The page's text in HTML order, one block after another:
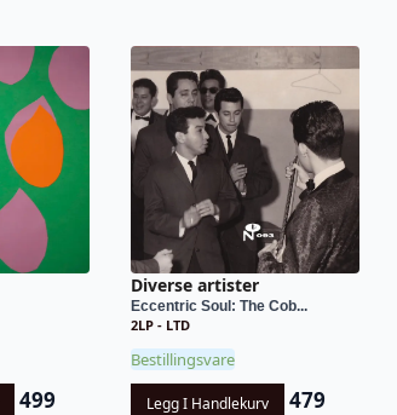
499
Diverse artister
Eccentric Soul: The Cob...
2LP - LTD
Bestillingsvare
Legg I Handlekurv 479